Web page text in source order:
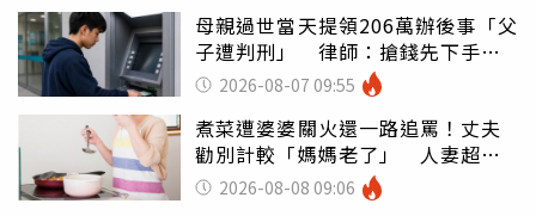
母親過世當天提領206萬辦後事「父
子遭判刑」 律師：搶錢先下手是
罪 2026-08-07 09:55
煮菜遭婆婆關火還一路追罵！丈夫
勸別計較「媽媽老了」 人妻超崩
潰：我像台傭
2026-08-08 09:06